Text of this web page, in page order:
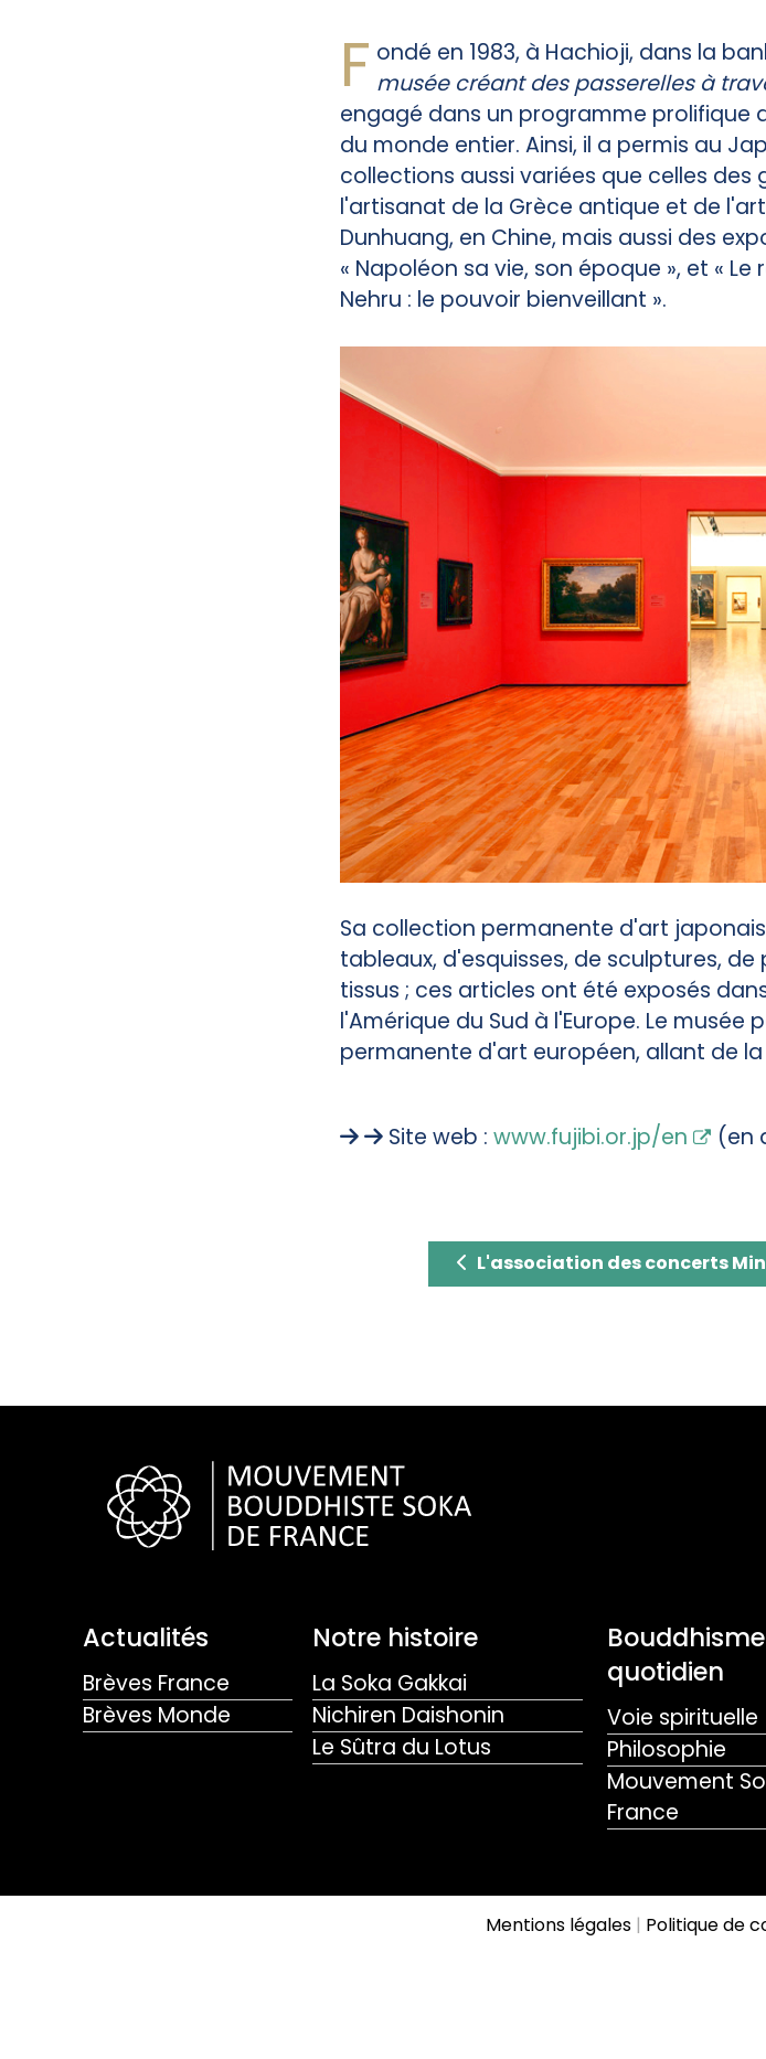
F ondé en 1983, à Hachioji, dans la
musée créant des passerelles à
engagé dans un programme prolifique
du monde entier. Ainsi, il a permis au
collections aussi variées que celles
l'artisanat de la Grèce antique et de
Dunhuang, en Chine, mais aussi des
« Napoléon sa vie, son époque », et «
Nehru : le pouvoir bienveillant ».
Sa collection permanente d'art
tableaux, d'esquisses, de sculptures,
tissus ; ces articles ont été exposés
l'Amérique du Sud à l'Europe. Le musée
permanente d'art européen, allant de la
Site web : www.fujibi.or.jp/en (en
L'association des concerts Min-
L'association des concerts
Actualités
Brèves France
Brèves Monde
Notre histoire
La Soka Gakkai
Nichiren Daishonin
Le Sûtra du Lotus
quotidien
Voie spirituelle
Philosophie
Mouvement
France
Mentions légales| Politique de